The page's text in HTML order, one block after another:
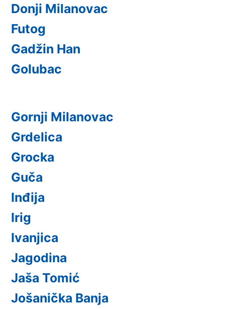
Donji Milanovac
Futog
Gadžin Han
Golubac
Gornji Milanovac
Grdelica
Grocka
Guča
Inđija
Irig
Ivanjica
Jagodina
Jaša Tomić
Jošanička Banja